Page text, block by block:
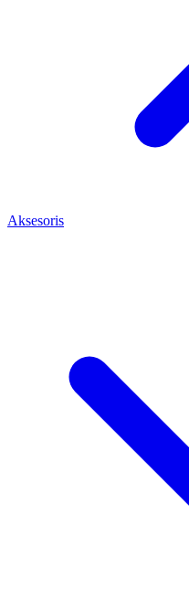
Aksesoris